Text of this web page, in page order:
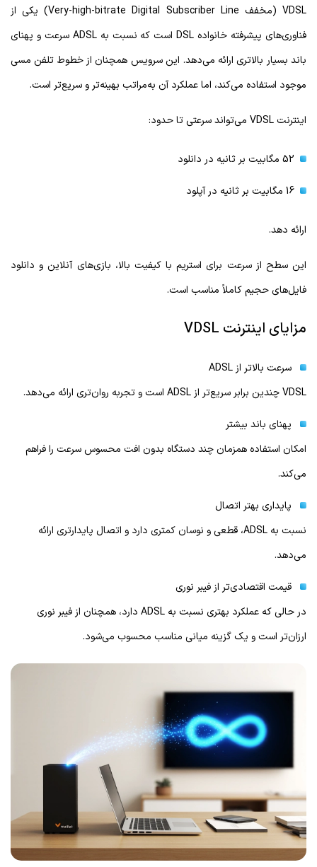
VDSL (مخفف Very-high-bitrate Digital Subscriber Line) یکی از
فناوری‌های پیشرفته خانواده DSL است که نسبت به ADSL سرعت و پهنای
باند بسیار بالاتری ارائه می‌دهد. این سرویس همچنان از خطوط تلفن مسی
موجود استفاده می‌کند، اما عملکرد آن به‌مراتب بهینه‌تر و سریع‌تر است.
اینترنت VDSL می‌تواند سرعتی تا حدود:
52 مگابیت بر ثانیه در دانلود
16 مگابیت بر ثانیه در آپلود
ارائه دهد.
این سطح از سرعت برای استریم با کیفیت بالا، بازی‌های آنلاین و دانلود
فایل‌های حجیم کاملاً مناسب است.
مزایای اینترنت VDSL
سرعت بالاتر از ADSL
VDSL چندین برابر سریع‌تر از ADSL است و تجربه روان‌تری ارائه می‌دهد.
پهنای باند بیشتر
امکان استفاده همزمان چند دستگاه بدون افت محسوس سرعت را فراهم
می‌کند.
پایداری بهتر اتصال
نسبت به ADSL، قطعی و نوسان کمتری دارد و اتصال پایدار‌تری ارائه
می‌دهد.
قیمت اقتصادی‌تر از فیبر نوری
در حالی که عملکرد بهتری نسبت به ADSL دارد، همچنان از فیبر نوری
ارزان‌تر است و یک گزینه میانی مناسب محسوب می‌شود.